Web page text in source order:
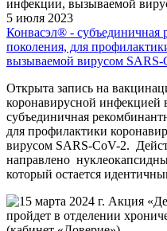
5 июля 2023
Конвасэл® - субъединичная
поколения, для
вызываемой вирусом SARS-
Открыта запись на
коронавирусной инфекцией
субъединичная
для профилактики
вирусом SARS-CoV-2.
направлено
который остается